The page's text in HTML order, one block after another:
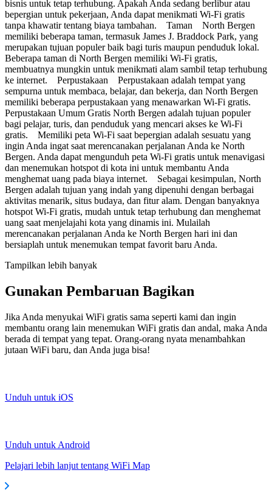
bisnis untuk tetap terhubung. Apakah Anda sedang berlibur atau
bepergian untuk pekerjaan, Anda dapat menikmati Wi-Fi gratis
tanpa khawatir tentang biaya tambahan. Taman North Bergen
memiliki beberapa taman, termasuk James J. Braddock Park, yang
merupakan tujuan populer baik bagi turis maupun penduduk lokal.
Beberapa taman di North Bergen memiliki Wi-Fi gratis,
membuatnya mungkin untuk menikmati alam sambil tetap terhubung
ke internet. Perpustakaan Perpustakaan adalah tempat yang
sempurna untuk membaca, belajar, dan bekerja, dan North Bergen
memiliki beberapa perpustakaan yang menawarkan Wi-Fi gratis.
Perpustakaan Umum Gratis North Bergen adalah tujuan populer
bagi pelajar, turis, dan penduduk yang mencari akses ke Wi-Fi
gratis. Memiliki peta Wi-Fi saat bepergian adalah sesuatu yang
ingin Anda ingat saat merencanakan perjalanan Anda ke North
Bergen. Anda dapat mengunduh peta Wi-Fi gratis untuk menavigasi
dan menemukan hotspot di kota ini untuk membantu Anda
menghemat uang pada biaya internet. Sebagai kesimpulan, North
Bergen adalah tujuan yang indah yang dipenuhi dengan berbagai
aktivitas menarik, situs budaya, dan fitur alam. Dengan banyaknya
hotspot Wi-Fi gratis, mudah untuk tetap terhubung dan menghemat
uang saat menjelajahi kota yang dinamis ini. Mulailah
merencanakan perjalanan Anda ke North Bergen hari ini dan
bersiaplah untuk menemukan tempat favorit baru Anda.
Tampilkan lebih banyak
Gunakan Pembaruan Bagikan
Jika Anda menyukai WiFi gratis sama seperti kami dan ingin
membantu orang lain menemukan WiFi gratis dan andal, maka Anda
berada di tempat yang tepat. Orang-orang nyata menambahkan
jutaan WiFi baru, dan Anda juga bisa!
Unduh untuk iOS
Unduh untuk Android
Pelajari lebih lanjut tentang WiFi Map